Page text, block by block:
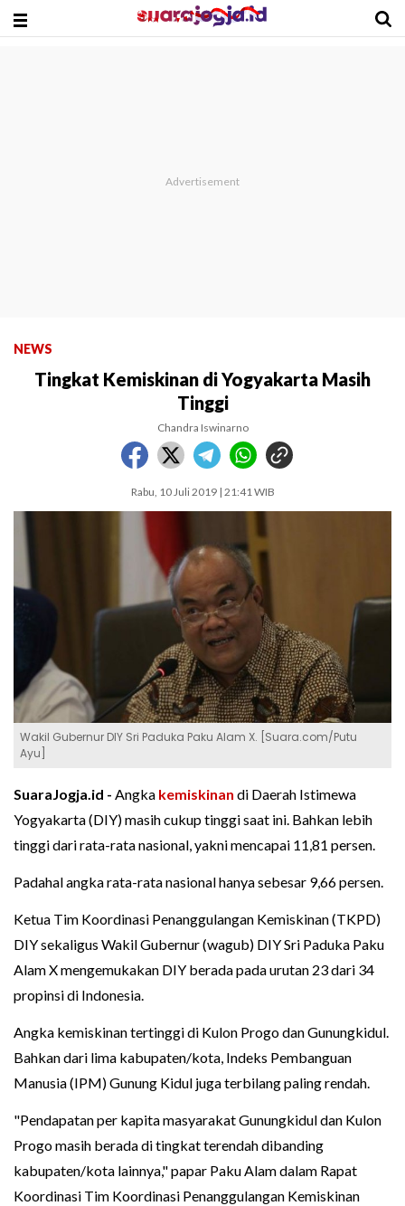
NEWS
Tingkat Kemiskinan di Yogyakarta Masih
Tinggi
Chandra Iswinarno
Rabu, 10 Juli 2019 | 21:41 WIB
Wakil Gubernur DIY Sri Paduka Paku Alam X. [Suara.com/Putu
Ayu]
SuaraJogja.id - Angka kemiskinan di Daerah Istimewa
Yogyakarta (DIY) masih cukup tinggi saat ini. Bahkan lebih
tinggi dari rata-rata nasional, yakni mencapai 11,81 persen.
Padahal angka rata-rata nasional hanya sebesar 9,66 persen.
Ketua Tim Koordinasi Penanggulangan Kemiskinan (TKPD)
DIY sekaligus Wakil Gubernur (wagub) DIY Sri Paduka Paku
Alam X mengemukakan DIY berada pada urutan 23 dari 34
propinsi di Indonesia.
Angka kemiskinan tertinggi di Kulon Progo dan Gunungkidul.
Bahkan dari lima kabupaten/kota, Indeks Pembanguan
Manusia (IPM) Gunung Kidul juga terbilang paling rendah.
"Pendapatan per kapita masyarakat Gunungkidul dan Kulon
Progo masih berada di tingkat terendah dibanding
kabupaten/kota lainnya," papar Paku Alam dalam Rapat
Koordinasi Tim Koordinasi Penanggulangan Kemiskinan